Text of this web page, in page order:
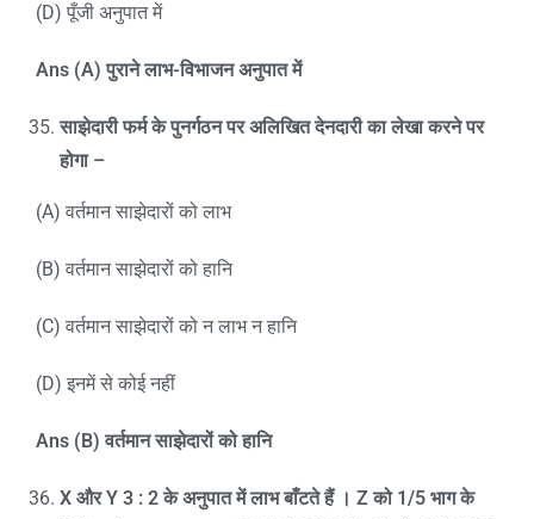
(D) पूँजी अनुपात में
Ans (A)पुराने लाभ-विभाजन अनुपात में
साझेदारी फर्म के पुनर्गठन पर अलिखित देनदारी का लेखा करने पर
होगा–
(A) वर्तमान साझेदारों को लाभ
(B) वर्तमान साझेदारों को हानि
(C) वर्तमान साझेदारों को न लाभ न हानि
(D) इनमें से कोई नहीं
Ans (B)वर्तमान साझेदारों को हानि
X औरY 3 : 2के अनुपात में लाभ बाँटते हैं । Zको1/5 भाग के